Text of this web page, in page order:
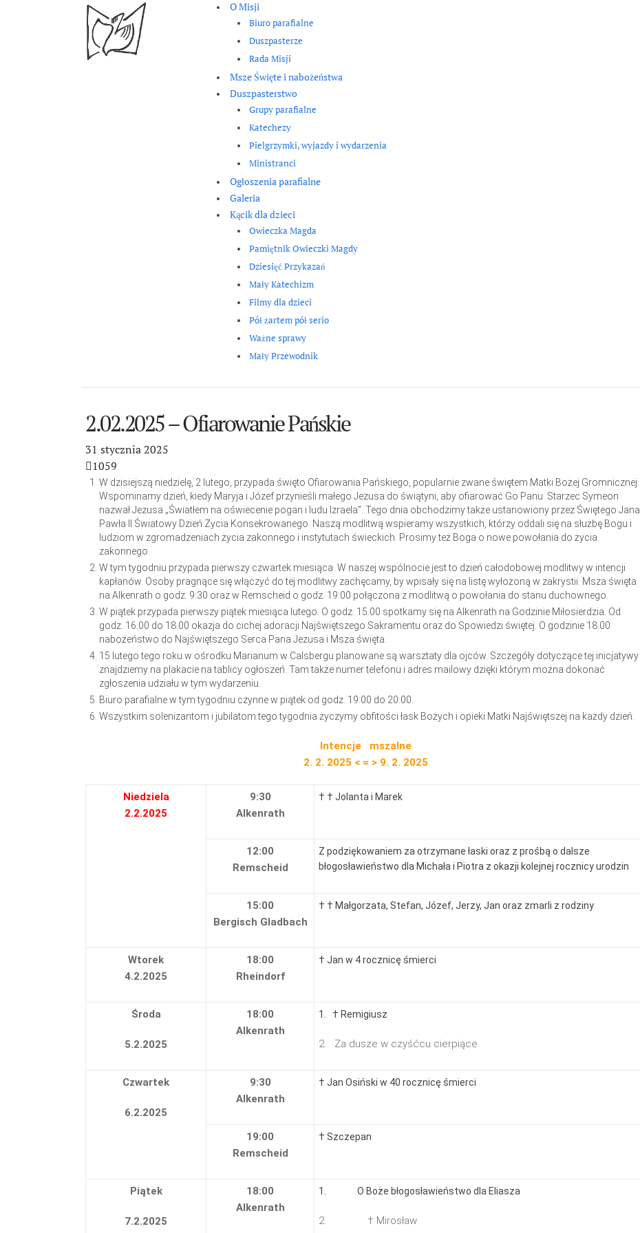
O Misji
Biuro parafialne
Duszpasterze
Rada Misji
Msze Święte i nabożeństwa
Duszpasterstwo
Grupy parafialne
Katechezy
Pielgrzymki, wyjazdy i wydarzenia
Ministranci
Ogłoszenia parafialne
Galeria
Kącik dla dzieci
Owieczka Magda
Pamiętnik Owieczki Magdy
Dziesięć Przykazań
Mały Katechizm
Filmy dla dzieci
Pół żartem pół serio
Ważne sprawy
Mały Przewodnik
2.02.2025 – Ofiarowanie Pańskie
31 stycznia 2025
1059
W dzisiejszą niedzielę, 2 lutego, przypada święto Ofiarowania Pańskiego, popularnie zwane świętem Matki Bożej Gromnicznej.
Wspominamy dzień, kiedy Maryja i Józef przynieśli małego Jezusa do świątyni, aby ofiarować Go Panu. Starzec Symeon
nazwał Jezusa „Światłem na oświecenie pogan i ludu Izraela”. Tego dnia obchodzimy także ustanowiony przez Świętego Jana
Pawła II Światowy Dzień Życia Konsekrowanego. Naszą modlitwą wspieramy wszystkich, którzy oddali się na służbę Bogu i
ludziom w zgromadzeniach życia zakonnego i instytutach świeckich. Prosimy też Boga o nowe powołania do życia
zakonnego.
W tym tygodniu przypada pierwszy czwartek miesiąca. W naszej wspólnocie jest to dzień całodobowej modlitwy w intencji
kapłanów. Osoby pragnące się włączyć do tej modlitwy zachęcamy, by wpisały się na listę wyłożoną w zakrystii. Msza święta
na Alkenrath o godz. 9:30 oraz w Remscheid o godz. 19:00 połączona z modlitwą o powołania do stanu duchownego.
W piątek przypada pierwszy piątek miesiąca lutego. O godz. 15.00 spotkamy się na Alkenrath na Godzinie Miłosierdzia. Od
godz. 16.00 do 18.00 okazja do cichej adoracji Najświętszego Sakramentu oraz do Spowiedzi świętej. O godzinie 18.00
nabożeństwo do Najświętszego Serca Pana Jezusa i Msza święta.
15 lutego tego roku w ośrodku Marianum w Calsbergu planowane są warsztaty dla ojców. Szczegóły dotyczące tej inicjatywy
znajdziemy na plakacie na tablicy ogłoszeń. Tam także numer telefonu i adres mailowy dzięki którym można dokonać
zgłoszenia udziału w tym wydarzeniu.
Biuro parafialne w tym tygodniu czynne w piątek od godz. 19:00 do 20:00.
Wszystkim solenizantom i jubilatom tego tygodnia życzymy obfitości łask Bożych i opieki Matki Najświętszej na każdy dzień.
Intencje mszalne
2. 2. 2025 < = > 9. 2. 2025
Niedziela
2.2.2025
9:30
Alkenrath
† † Jolanta i Marek
12:00
Remscheid
Z podziękowaniem za otrzymane łaski oraz z prośbą o dalsze
błogosławieństwo dla Michała i Piotra z okazji kolejnej rocznicy urodzin
15:00
Bergisch Gladbach
† † Małgorzata, Stefan, Józef, Jerzy, Jan oraz zmarli z rodziny
Wtorek
4.2.2025
18:00
Rheindorf
† Jan w 4 rocznicę śmierci
Środa
5.2.2025
18:00
Alkenrath
1. † Remigiusz
2. Za dusze w czyśćcu cierpiące
Czwartek
6.2.2025
9:30
Alkenrath
† Jan Osiński w 40 rocznicę śmierci
19:00
Remscheid
† Szczepan
Piątek
7.2.2025
18:00
Alkenrath
1. O Boże błogosławieństwo dla Eliasza
2. † Mirosław